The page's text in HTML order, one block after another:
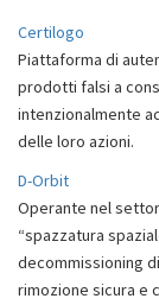
Certilogo
Piattaforma di
prodotti falsi a
intenzionalmente
delle loro azioni.
D-Orbit
Operante nel
“spazzatura
decommissioning
rimozione sicura e